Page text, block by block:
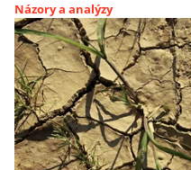
Názory a analýzy